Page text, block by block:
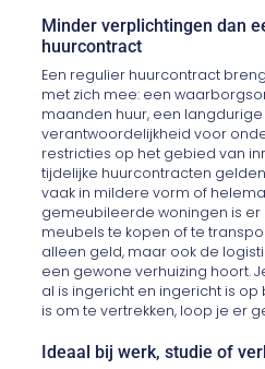
Minder verplichtingen dan
huurcontract
Een regulier huurcontract
met zich mee: een
maanden huur, een
verantwoordelijkheid voor
restricties op het gebied van
tijdelijke huurcontracten
vaak in mildere vorm of
gemeubileerde woningen is
meubels te kopen of te
alleen geld, maar ook de
een gewone verhuizing hoort.
al is ingericht en ingericht is
is om te vertrekken, loop je er
Ideaal bij werk, studie of